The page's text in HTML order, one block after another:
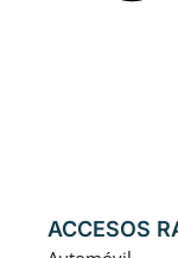
ACCESOS